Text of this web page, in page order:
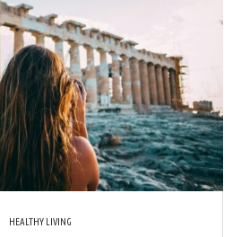
HEALTHY LIVING